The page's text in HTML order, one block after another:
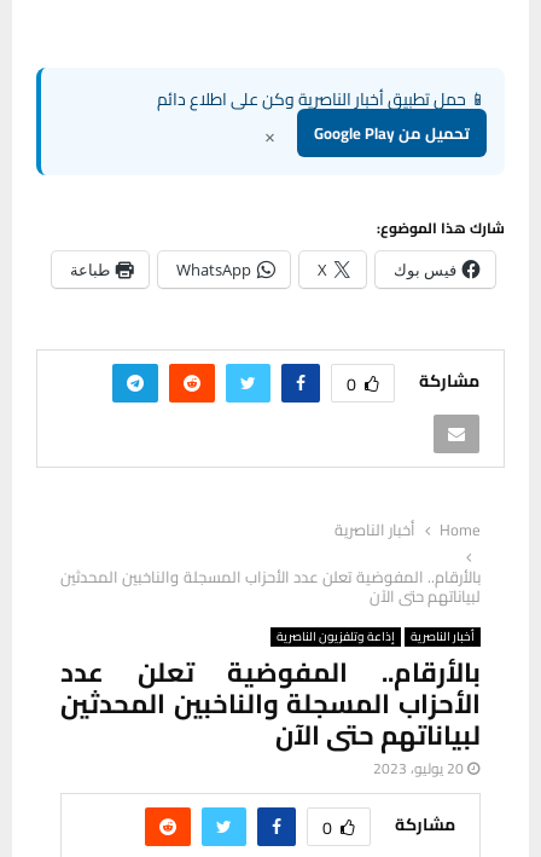
📱 حمل تطبيق أخبار الناصرية وكن على اطلاع دائم
تحميل من Google Play ×
شارك هذا الموضوع:
فيس بوك X
WhatsApp طباعة
مشاركة 0
Home
أخبار الناصرية
بالأرقام.. المفوضية تعلن عدد الأحزاب المسجلة والناخبين المحدثين
لبياناتهم حتى الآن
أخبار الناصرية إذاعة وتلفزيون الناصرية
بالأرقام.. المفوضية تعلن عدد
الأحزاب المسجلة والناخبين المحدثين
لبياناتهم حتى الآن
20 يوليو، 2023
مشاركة 0